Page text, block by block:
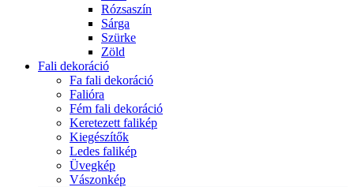
Rózsaszín
Sárga
Szürke
Zöld
Fali dekoráció
Fa fali dekoráció
Falióra
Fém fali dekoráció
Keretezett falikép
Kiegészítők
Ledes falikép
Üvegkép
Vászonkép